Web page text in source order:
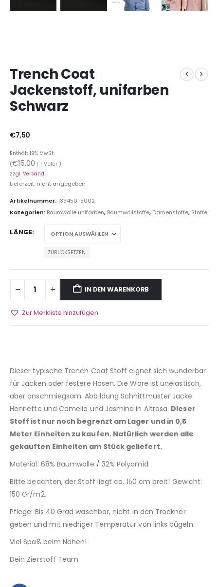
Trench Coat
Jackenstoff, unifarben
Schwarz
€7,50
Enthält 19% MwSt.
(€15,00 / 1 Meter )
zzgl. Versand
Lieferzeit: nicht angegeben
Artikelnummer: 133450-5002
Kategorien: Baumwolle unifarben, Baumwollstoffe, Damenstoffe, Stoffe
LÄNGE
ZURÜCKSETZEN
IN DEN WARENKORB
Zur Merkliste hinzufügen
Dieser typische Trench Coat Stoff eignet sich wunderbar
für Jacken oder festere Hosen. Die Ware ist unelastisch,
aber anschmiegsam. Abbildung Schnittmuster Jacke
Henriette und Camelia und Jasmina in Altrosa. Dieser
Stoff ist nur noch begrenzt am Lager und in 0,5
Meter Einheiten zu kaufen. Natürlich werden alle
gekauften Einheiten am Stück geliefert.
Material: 68% Baumwolle / 32% Polyamid
Bitte beachten, der Stoff liegt ca. 150 cm breit! Gewicht:
150 Gr/m2.
Pflege: Bis 40 Grad waschbar, nicht in den Trockner
geben und mit niedriger Temperatur von links bügeln.
Viel Spaß beim Nähen!
Dein Zierstoff Team